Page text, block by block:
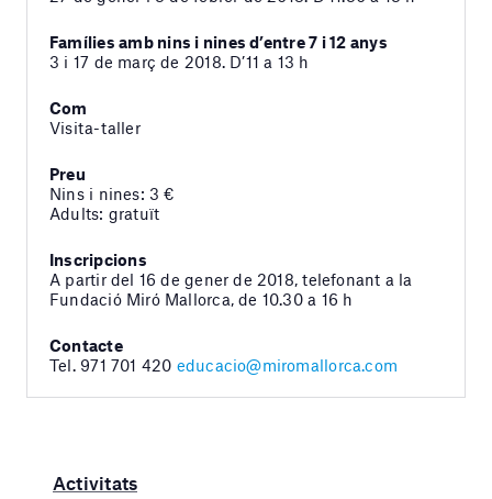
Famílies amb nins i nines d’entre 7 i 12 anys
3 i 17 de març de 2018. D’11 a 13 h
Com
Visita-taller
Preu
Nins i nines: 3 €
Adults: gratuït
Inscripcions
A partir del 16 de gener de 2018, telefonant a la
Fundació Miró Mallorca, de 10.30 a 16 h
Contacte
Tel. 971 701 420 educacio@miromallorca.com
Activitats